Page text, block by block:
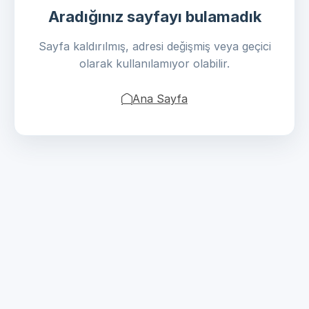
Aradığınız sayfayı bulamadık
Sayfa kaldırılmış, adresi değişmiş veya geçici
olarak kullanılamıyor olabilir.
Ana Sayfa